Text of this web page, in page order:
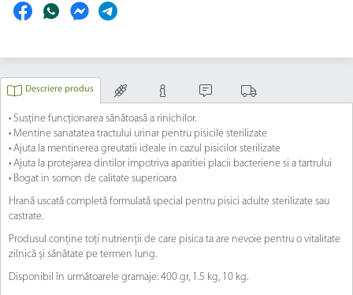
Descriere produs
• Susține funcționarea sănătoasă a rinichilor.
• Mentine sanatatea tractului urinar pentru pisicile sterilizate
• Ajuta la mentinerea greutatii ideale in cazul pisicilor sterilizate
• Ajuta la protejarea dintilor impotriva aparitiei placii bacteriene si a tartrului
• Bogat in somon de calitate superioara
Hrană uscată completă formulată special pentru pisici adulte sterilizate sau
castrate.
Produsul conține toți nutrienții de care pisica ta are nevoie pentru o vitalitate
zilnică și sănătate pe termen lung.
Disponibil în următoarele gramaje: 400 gr, 1.5 kg, 10 kg.